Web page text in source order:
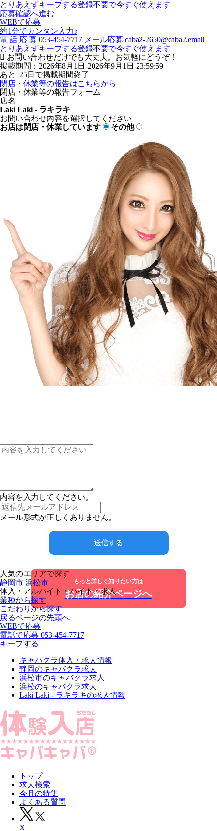
とりあえずキープする登録不要で今すぐ使えます
応募確認へ進む
WEBで応募
約1分でカンタン入力♪
電 話 応 募 053-454-7717 メール応募 caba2-2650@caba2.email
とりあえずキープする登録不要で今すぐ使えます
お問い合わせだけでも大丈夫。お気軽にどうぞ！
掲載期間：2026年8月1日-2026年9月1日 23:59:59
あと 25日で掲載期間終了
閉店・休業等の報告はこちらから
閉店・休業等の報告フォーム
店名
Laki Laki - ラキラキ
お問い合わせ内容を選択してください
お店は閉店・休業しています
その他
内容を入力してください。
メール形式が正しくありません。
送信する
もっと詳しく知りたい方は
お店の紹介ページへ
人気のエリアで探す
静岡市 浜松市
体入・アルバイト・バイト・求人
業種から探す
こだわりから探す
戻るページの先頭へ
WEBで応募
電話で応募 053-454-7717
キープする
キャバクラ体入・求人情報
静岡のキャバクラ求人
浜松市のキャバクラ求人
浜松のキャバクラ求人
Laki Laki - ラキラキの求人情報
トップ
求人検索
今月の特集
よくある質問
X